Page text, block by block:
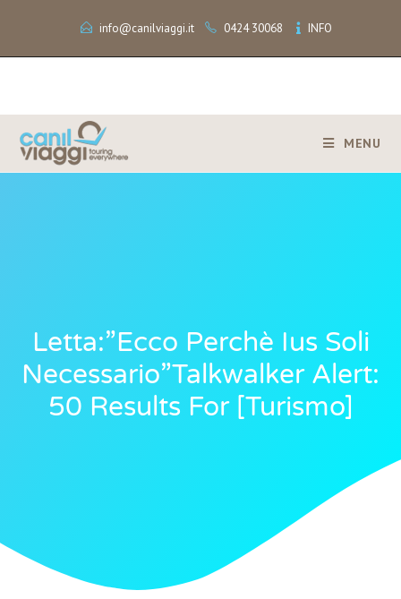
info@canilviaggi.it 0424 30068 INFO
MENU
Letta:”Ecco Perchè Ius Soli
Necessario”Talkwalker Alert:
50 Results For [turismo]